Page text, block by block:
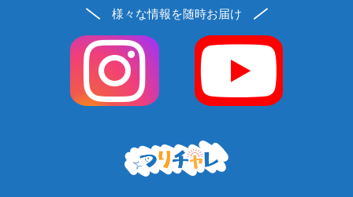
様々な情報を随時お届け